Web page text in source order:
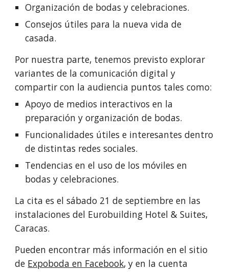
Organización de bodas y celebraciones.
Consejos útiles para la nueva vida de
casada.
Por nuestra parte, tenemos previsto explorar
variantes de la comunicación digital y
compartir con la audiencia puntos tales como:
Apoyo de medios interactivos en la
preparación y organización de bodas.
Funcionalidades útiles e interesantes dentro
de distintas redes sociales.
Tendencias en el uso de los móviles en
bodas y celebraciones.
La cita es el sábado 21 de septiembre en las
instalaciones del Eurobuilding Hotel & Suites,
Caracas.
Pueden encontrar más información en el sitio
de Expoboda en Facebook